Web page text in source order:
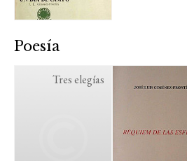
Poesía
Tres elegías